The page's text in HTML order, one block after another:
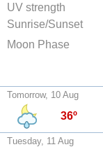
UV strength
Sunrise/Sunset
Moon Phase
Tomorrow, 10 Aug
36º
Tuesday, 11 Aug